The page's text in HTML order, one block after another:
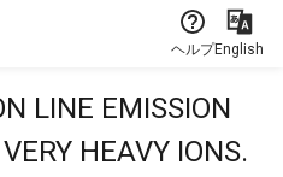
ヘルプEnglish
LINE EMISSION
HEAVY IONS.